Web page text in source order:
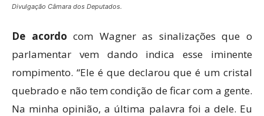
Divulgação Câmara dos Deputados.
De acordo com Wagner as sinalizações que o
parlamentar vem dando indica esse iminente
rompimento. “Ele é que declarou que é um cristal
quebrado e não tem condição de ficar com a gente.
Na minha opinião, a última palavra foi a dele. Eu